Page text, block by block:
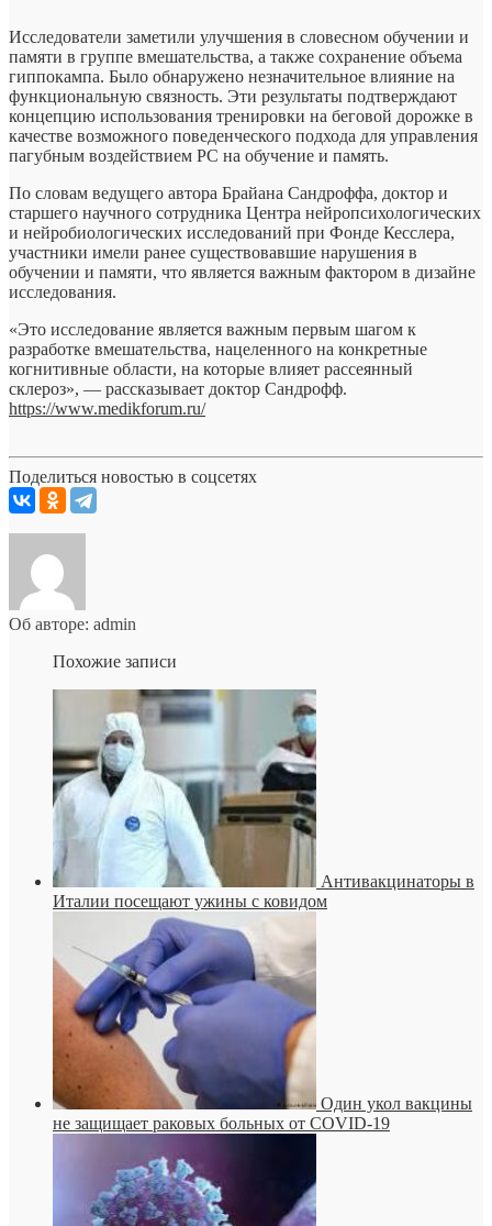
Исследователи заметили улучшения в словесном обучении и
памяти в группе вмешательства, а также сохранение объема
гиппокампа. Было обнаружено незначительное влияние на
функциональную связность. Эти результаты подтверждают
концепцию использования тренировки на беговой дорожке в
качестве возможного поведенческого подхода для управления
пагубным воздействием РС на обучение и память.
По словам ведущего автора Брайана Сандроффа, доктор и
старшего научного сотрудника Центра нейропсихологических
и нейробиологических исследований при Фонде Кесслера,
участники имели ранее существовавшие нарушения в
обучении и памяти, что является важным фактором в дизайне
исследования.
«Это исследование является важным первым шагом к
разработке вмешательства, нацеленного на конкретные
когнитивные области, на которые влияет рассеянный
склероз», — рассказывает доктор Сандрофф.
https://www.medikforum.ru/
Поделиться новостью в соцсетях
Об авторе: admin
Похожие записи
Антивакцинаторы в
Италии посещают ужины с ковидом
Один укол вакцины
не защищает раковых больных от COVID-19